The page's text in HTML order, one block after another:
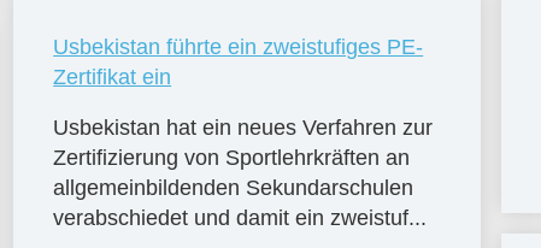
Usbekistan führte ein zweistufiges PE-
Zertifikat ein
Usbekistan hat ein neues Verfahren zur
Zertifizierung von Sportlehrkräften an
allgemeinbildenden Sekundarschulen
verabschiedet und damit ein zweistuf...